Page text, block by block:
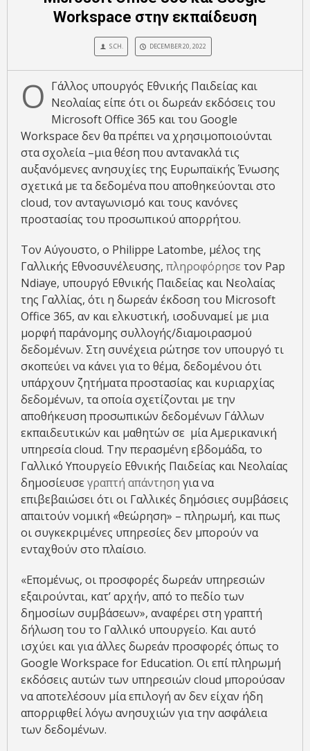
Workspace στην εκπαίδευση
S.CH. DECEMBER 20, 2022
Ο Γάλλος υπουργός Εθνικής Παιδείας και
Νεολαίας είπε ότι οι δωρεάν εκδόσεις του
Microsoft Office 365 και του Google
Workspace δεν θα πρέπει να χρησιμοποιούνται
στα σχολεία –μια θέση που αντανακλά τις
αυξανόμενες ανησυχίες της Ευρωπαϊκής Ένωσης
σχετικά με τα δεδομένα που αποθηκεύονται στο
cloud, τον ανταγωνισμό και τους κανόνες
προστασίας του προσωπικού απορρήτου.
Τον Αύγουστο, ο Philippe Latombe, μέλος της
Γαλλικής Εθνοσυνέλευσης, πληροφόρησε τον Pap
Ndiaye, υπουργό Εθνικής Παιδείας και Νεολαίας
της Γαλλίας, ότι η δωρεάν έκδοση του Microsoft
Office 365, αν και ελκυστική, ισοδυναμεί με μια
μορφή παράνομης συλλογής/διαμοιρασμού
δεδομένων. Στη συνέχεια ρώτησε τον υπουργό τι
σκοπεύει να κάνει για το θέμα, δεδομένου ότι
υπάρχουν ζητήματα προστασίας και κυριαρχίας
δεδομένων, τα οποία σχετίζονται με την
αποθήκευση προσωπικών δεδομένων Γάλλων
εκπαιδευτικών και μαθητών σε μία Αμερικανική
υπηρεσία cloud. Την περασμένη εβδομάδα, το
Γαλλικό Υπουργείο Εθνικής Παιδείας και Νεολαίας
δημοσίευσεγραπτή απάντηση για να
επιβεβαιώσει ότι οι Γαλλικές δημόσιες συμβάσεις
απαιτούν νομική «θεώρηση» – πληρωμή, και πως
οι συγκεκριμένες υπηρεσίες δεν μπορούν να
ενταχθούν στο πλαίσιο.
«Επομένως, οι προσφορές δωρεάν υπηρεσιών
εξαιρούνται, κατ’ αρχήν, από το πεδίο των
δημοσίων συμβάσεων», αναφέρει στη γραπτή
δήλωση του το Γαλλικό υπουργείο. Και αυτό
ισχύει και για άλλες δωρεάν προσφορές όπως το
Google Workspace for Education. Οι επί πληρωμή
εκδόσεις αυτών των υπηρεσιών cloud μπορούσαν
να αποτελέσουν μία επιλογή αν δεν είχαν ήδη
απορριφθεί λόγω ανησυχιών για την ασφάλεια
των δεδομένων.